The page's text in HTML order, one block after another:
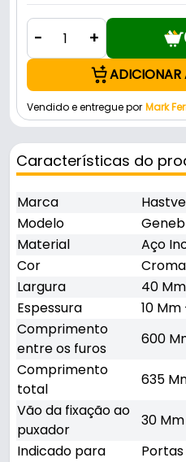
- +
ADICIONAR
Vendido e entregue por Mark
Características do
Marca
Modelo
Material
Aço
Cor
Largura
40
Espessura
10
Comprimento
entre os furos
600
Comprimento
total
635
Vão da fixação ao
puxador
30
Indicado para
Portas